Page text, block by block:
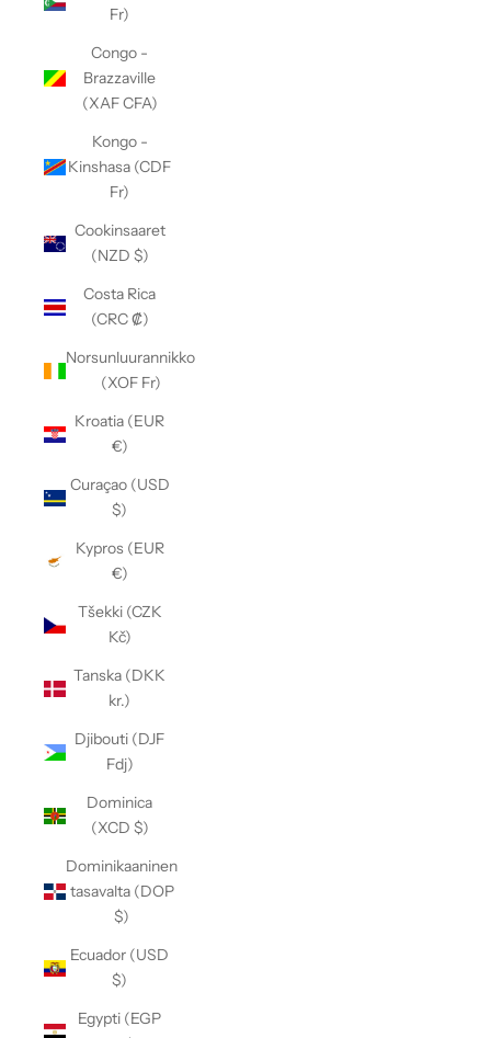
Fr)
Congo -
Brazzaville
(XAF CFA)
Kongo -
Kinshasa (CDF
Fr)
Cookinsaaret
(NZD $)
Costa Rica
(CRC ₡)
Norsunluurannikko
(XOF Fr)
Kroatia (EUR
€)
Curaçao (USD
$)
Kypros (EUR
€)
Tšekki (CZK
Kč)
Tanska (DKK
kr.)
Djibouti (DJF
Fdj)
Dominica
(XCD $)
Dominikaaninen
tasavalta (DOP
$)
Ecuador (USD
$)
Egypti (EGP